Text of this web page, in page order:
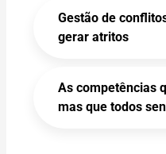
Gestão de
gerar atritos
As competências
mas que todos